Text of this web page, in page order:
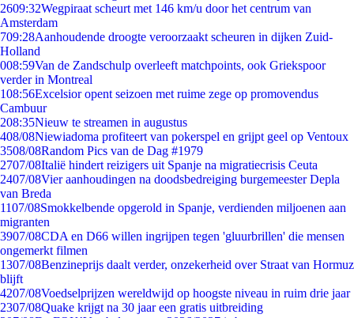
2609:32Wegpiraat scheurt met 146 km/u door het centrum van
Amsterdam
709:28Aanhoudende droogte veroorzaakt scheuren in dijken Zuid-
Holland
008:59Van de Zandschulp overleeft matchpoints, ook Griekspoor
verder in Montreal
108:56Excelsior opent seizoen met ruime zege op promovendus
Cambuur
208:35Nieuw te streamen in augustus
408/08Niewiadoma profiteert van pokerspel en grijpt geel op Ventoux
3508/08Random Pics van de Dag #1979
2707/08Italië hindert reizigers uit Spanje na migratiecrisis Ceuta
2407/08Vier aanhoudingen na doodsbedreiging burgemeester Depla
van Breda
1107/08Smokkelbende opgerold in Spanje, verdienden miljoenen aan
migranten
3907/08CDA en D66 willen ingrijpen tegen 'gluurbrillen' die mensen
ongemerkt filmen
1307/08Benzineprijs daalt verder, onzekerheid over Straat van Hormuz
blijft
4207/08Voedselprijzen wereldwijd op hoogste niveau in ruim drie jaar
2307/08Quake krijgt na 30 jaar een gratis uitbreiding